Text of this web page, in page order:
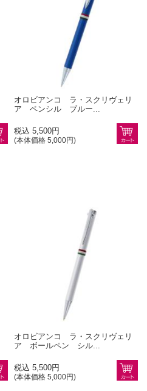
オロビアンコ ラ・スクリヴェリ
ア ペンシル ブルー...
税込 5,500円
(本体価格 5,000円)
オロビアンコ ラ・スクリヴェリ
ア ボールペン シル...
税込 5,500円
(本体価格 5,000円)